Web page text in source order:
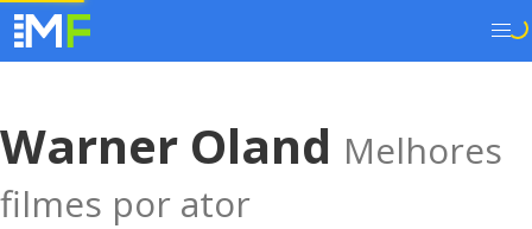
Warner Oland Melhores
filmes por ator